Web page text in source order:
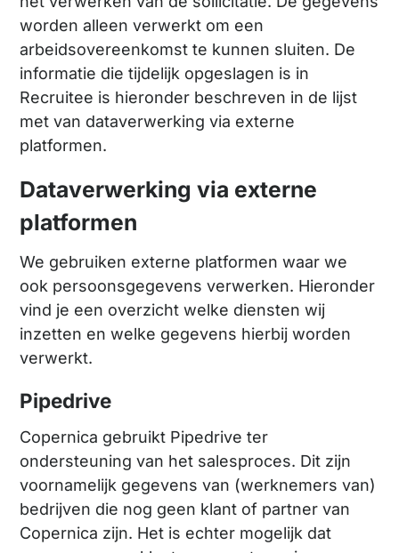
worden alleen verwerkt om een
arbeidsovereenkomst te kunnen sluiten. De
informatie die tijdelijk opgeslagen is in
Recruitee is hieronder beschreven in de lijst
met van dataverwerking via externe
platformen.
Dataverwerking via externe
platformen
We gebruiken externe platformen waar we
ook persoonsgegevens verwerken. Hieronder
vind je een overzicht welke diensten wij
inzetten en welke gegevens hierbij worden
verwerkt.
Pipedrive
Copernica gebruikt Pipedrive ter
ondersteuning van het salesproces. Dit zijn
voornamelijk gegevens van (werknemers van)
bedrijven die nog geen klant of partner van
Copernica zijn. Het is echter mogelijk dat